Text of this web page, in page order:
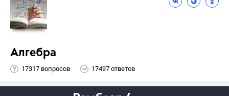
Алгебра
17317 вопросов 17497 ответов